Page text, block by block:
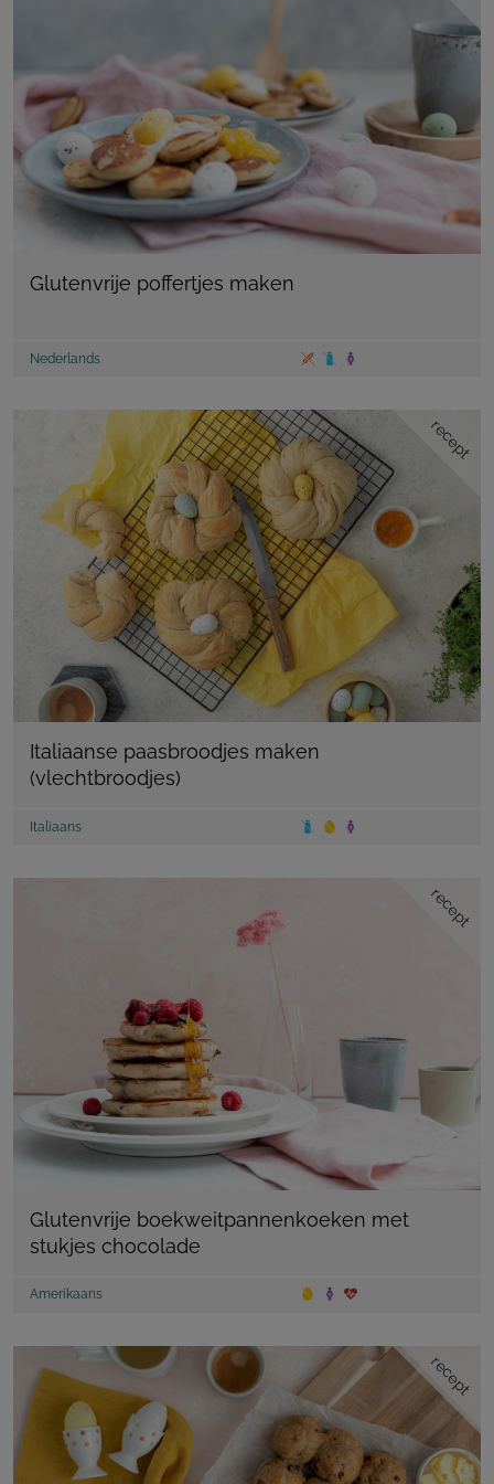
Glutenvrije poffertjes maken
Nederlands
recept
Italiaanse paasbroodjes maken
(vlechtbroodjes)
Italiaans
recept
Glutenvrije boekweitpannenkoeken met
stukjes chocolade
Amerikaans
recept